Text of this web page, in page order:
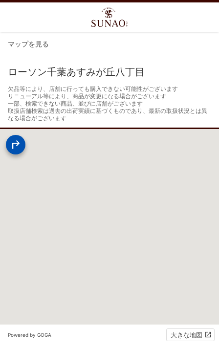
マップを見る
ローソン千葉あすみが丘八丁目
欠品等により、店舗に行っても購入できない可能性がございます
リニューアル等により、商品が変更になる場合がございます
一部、検索できない商品、並びに店舗がございます
取扱店舗検索は過去の出荷実績に基づくものであり、最新の取扱状況とは異
なる場合がございます
Powered by GOGA 大きな地図